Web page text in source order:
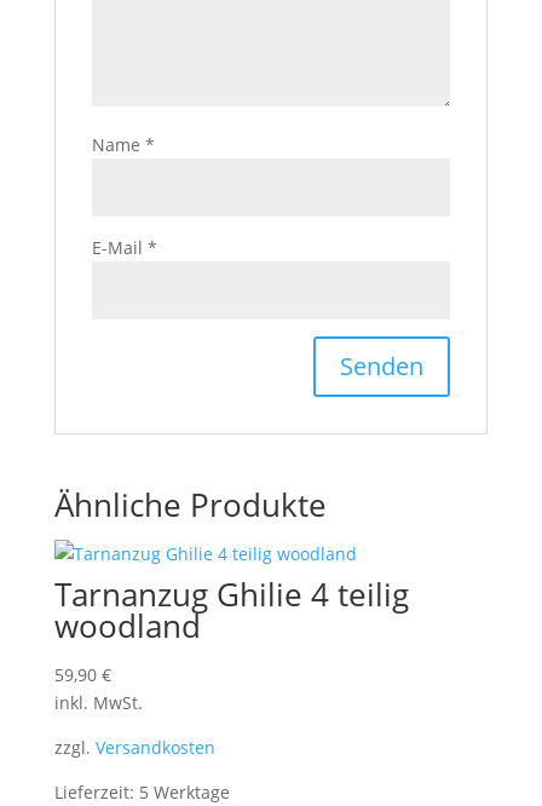
Name *
E-Mail *
Ähnliche Produkte
Tarnanzug Ghilie 4 teilig
woodland
59,90 €
inkl. MwSt.
zzgl. Versandkosten
Lieferzeit: 5 Werktage